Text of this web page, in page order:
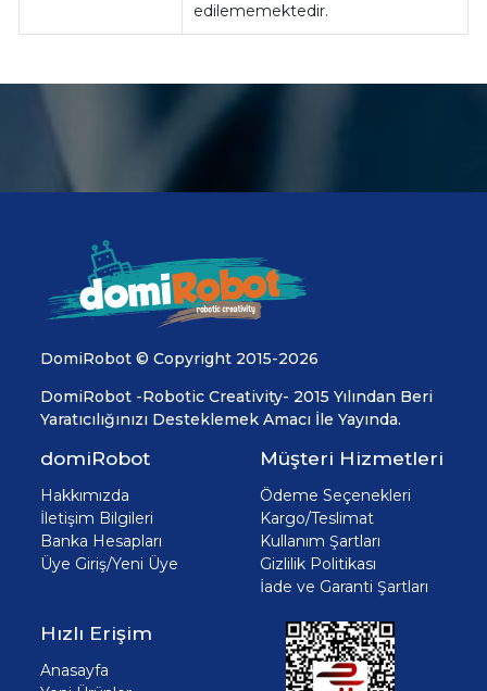
edilememektedir.
DomiRobot © Copyright 2015-2026
DomiRobot -Robotic Creativity- 2015 Yılından Beri
Yaratıcılığınızı Desteklemek Amacı İle Yayında.
domiRobot
Hakkımızda
İletişim Bilgileri
Banka Hesapları
Üye Giriş/Yeni Üye
Müşteri Hizmetleri
Ödeme Seçenekleri
Kargo/Teslimat
Kullanım Şartları
Gizlilik Politikası
İade ve Garanti Şartları
Hızlı Erişim
Anasayfa